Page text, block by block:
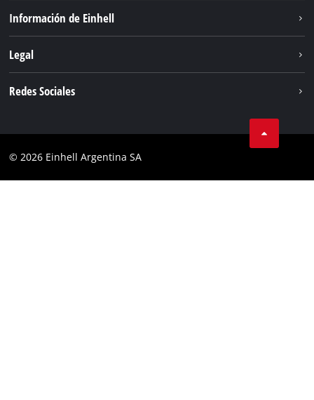
Servicio
Información de Einhell
Einhell global
Legal
Cumplimiento
Redes Sociales
Instagram
© 2026 Einhell Argentina SA